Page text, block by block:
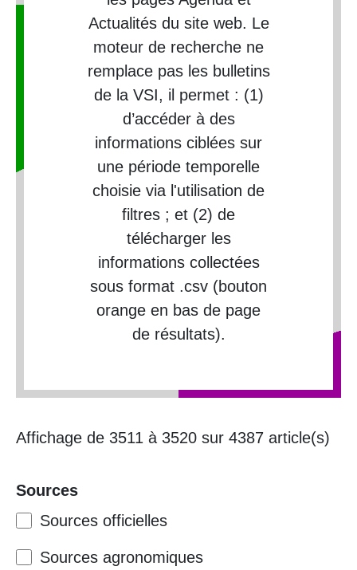
Actualités du site web. Le
moteur de recherche ne
remplace pas les bulletins
de la VSI, il permet : (1)
d’accéder à des
informations ciblées sur
une période temporelle
choisie via l'utilisation de
filtres ; et (2) de
télécharger les
informations collectées
sous format .csv (bouton
orange en bas de page
de résultats).
Affichage de 3511 à 3520 sur 4387 article(s)
Sources
Sources officielles
Sources agronomiques